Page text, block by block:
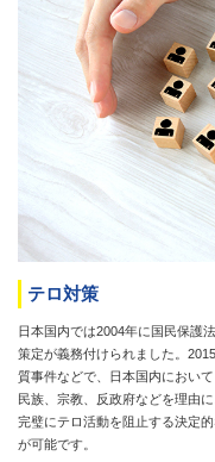
テロ対策
日本国内では2004年に国民保護
策定が義務付けられました。
質事件などで、日本国内におい
民族、宗教、反政府などを理由
完璧にテロ活動を阻止する決定
が可能です。